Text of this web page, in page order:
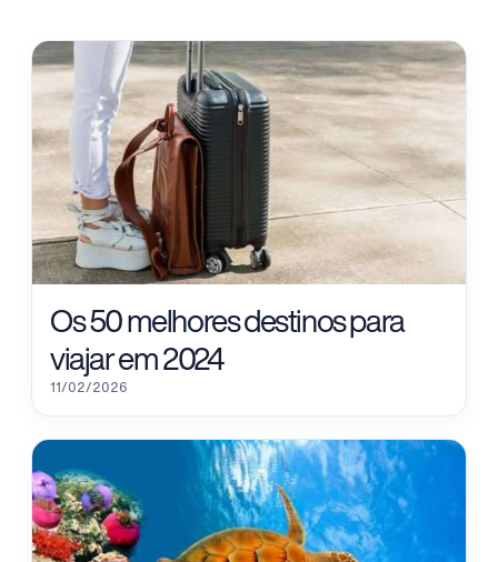
Os 50 melhores destinos para
viajar em 2024
11/02/2026